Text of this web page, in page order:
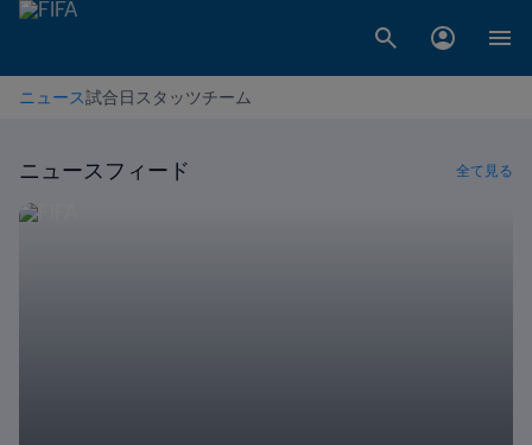
ニュース試合日スタッツチーム
ニュースフィード 全て見る